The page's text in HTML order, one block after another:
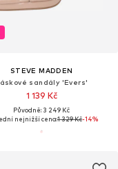
STEVE MADDEN
sandály 'Evers'
1 139 Kč
Původně: 3 249 Kč
nejnižší cena:1 329 Kč-14%